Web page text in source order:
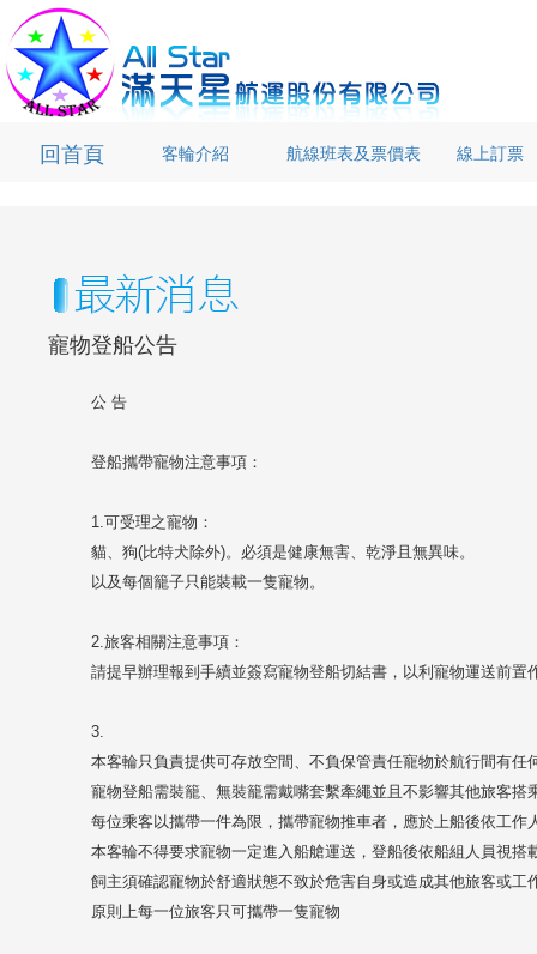
回首頁 客輪介紹 (current)航線班表及票價表 線上訂票
寵物登船公告
公 告
登船攜帶寵物注意事項：
1.可受理之寵物：
貓、狗(比特犬除外)。必須是健康無害、乾淨且無異味。
以及每個籠子只能裝載一隻寵物。
2.旅客相關注意事項：
請提早辦理報到手續並簽寫寵物登船切結書，以利寵物運送前置
3.
本客輪只負責提供可存放空間、不負保管責任寵物於航行間有任
寵物登船需裝籠、無裝籠需戴嘴套繫牽繩並且不影響其他旅客
每位乘客以攜帶一件為限，攜帶寵物推車者，應於上船後依工
本客輪不得要求寵物一定進入船艙運送，登船後依船組人員視
飼主須確認寵物於舒適狀態不致於危害自身或造成其他旅客或工
原則上每一位旅客只可攜帶一隻寵物